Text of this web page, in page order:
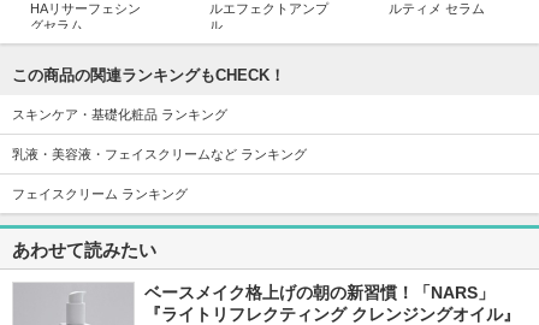
HAリサーフェシン
グセラム
ルエフェクトアンプ
ル
COSMETICS)
ルティメ セラム
エンドレス スキン
クリームミスト
DEAR DAHLIA
Dr.G(ドクタージー)
この商品の関連ランキングもCHECK！
スキンケア・基礎化粧品 ランキング
乳液・美容液・フェイスクリームなど ランキング
フェイスクリーム ランキング
あわせて読みたい
ベースメイク格上げの朝の新習慣！「NARS」
『ライトリフレクティング クレンジングオイル』